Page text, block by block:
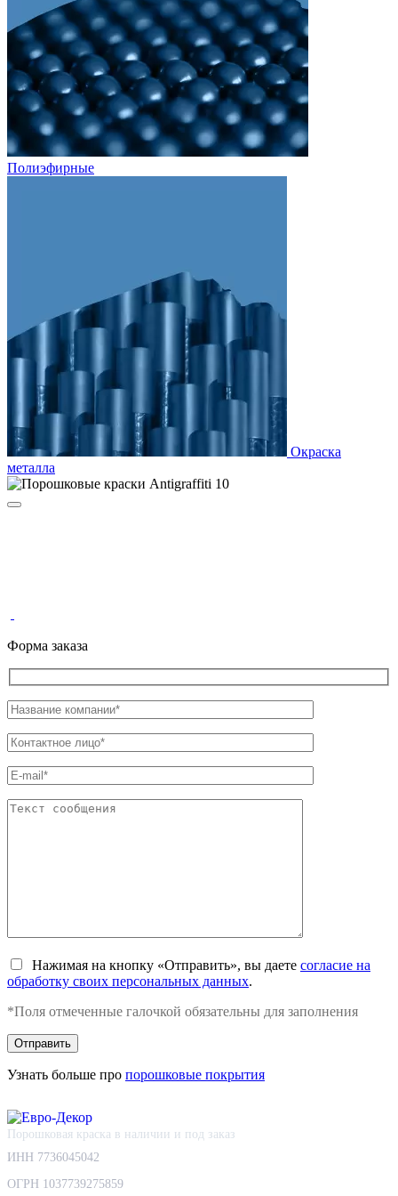
Полиэфирные
Окраска
металла
Форма заказа
Нажимая на кнопку «Отправить», вы даете согласие на
обработку своих персональных данных.
*Поля отмеченные галочкой обязательны для заполнения
Узнать больше про порошковые покрытия
Порошковая краска в наличии и под заказ
ИНН 7736045042
ОГРН 1037739275859